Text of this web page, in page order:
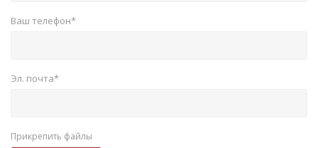
Ваш телефон*
Эл. почта*
Прикрепить файлы